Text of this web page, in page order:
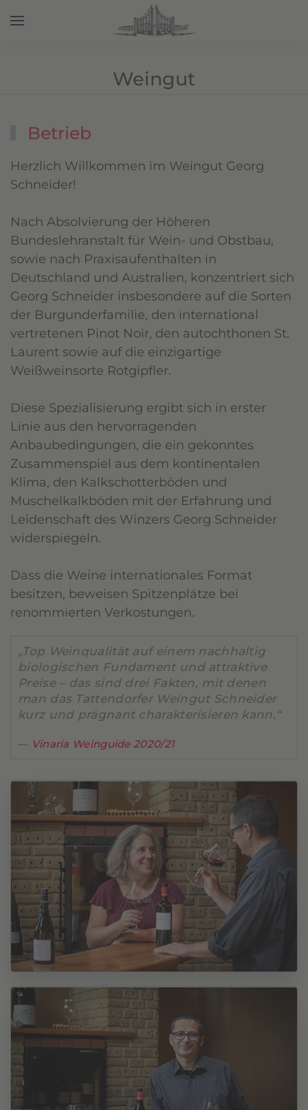
Zum Hauptinhalt springen
Weingut
Betrieb
Herzlich Willkommen im Weingut Georg
Schneider!
Nach Absolvierung der Höheren
Bundeslehranstalt für Wein- und Obstbau,
sowie nach Praxisaufenthalten in
Deutschland und Australien, konzentriert sich
Georg Schneider insbesondere auf die Sorten
der Burgunderfamilie, den international
vertretenen Pinot Noir, den autochthonen St.
Laurent sowie auf die einzigartige
Weißweinsorte Rotgipfler.
Diese Spezialisierung ergibt sich in erster
Linie aus den hervorragenden
Anbaubedingungen, die ein gekonntes
Zusammenspiel aus dem kontinentalen
Klima, den Kalkschotterböden und
Muschelkalkböden mit der Erfahrung und
Leidenschaft des Winzers Georg Schneider
widerspiegeln.
Dass die Weine internationales Format
besitzen, beweisen Spitzenplätze bei
renommierten Verkostungen.
„Top Weinqualität auf einem nachhaltig
biologischen Fundament und attraktive
Preise – das sind drei Fakten, mit denen
man das Tattendorfer Weingut Schneider
kurz und prägnant charakterisieren kann.“
Vinaria Weinguide 2020/21